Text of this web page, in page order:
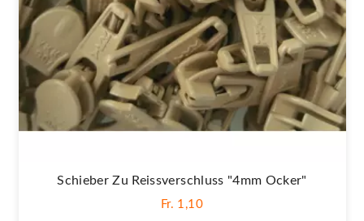
Schieber Zu Reissverschluss "4mm Ocker"
Fr. 1,10